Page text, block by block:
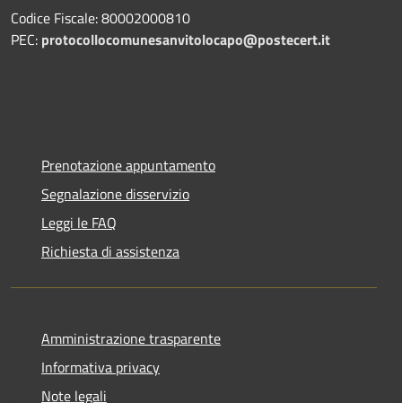
Codice Fiscale: 80002000810
PEC: protocollocomunesanvitolocapo@postecert.it
Prenotazione appuntamento
Segnalazione disservizio
Leggi le FAQ
Richiesta di assistenza
Amministrazione trasparente
Informativa privacy
Note legali